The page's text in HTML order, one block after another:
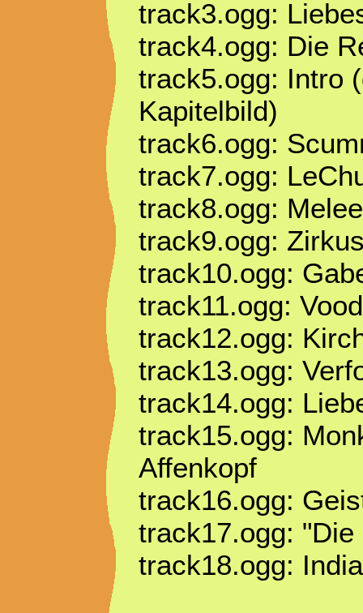
track3.ogg:
track4.ogg: Die
track5.ogg: Intro
Kapitelbild)
track6.ogg:
track7.ogg:
track8.ogg:
track9.ogg:
track10.ogg:
track11.ogg:
track12.ogg:
track13.ogg:
track14.ogg:
track15.ogg:
Affenkopf
track16.ogg:
track17.ogg:
track18.ogg: